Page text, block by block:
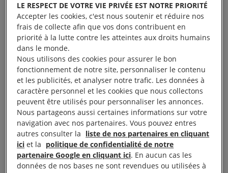
Théâtre de verdure – 142, avenue du Lubéron 84440
LE RESPECT DE VOTRE VIE PRIVÉE EST NOTRE PRIORITÉ
Accepter les cookies, c'est nous soutenir et réduire nos
frais de collecte afin que vos dons contribuent en
priorité à la lutte contre les atteintes aux droits humains
dans le monde.
Nous utilisons des cookies pour assurer le bon
fonctionnement de notre site, personnaliser le contenu
et les publicités, et analyser notre trafic. Les données à
caractère personnel et les cookies que nous collectons
peuvent être utilisés pour personnaliser les annonces.
Nous partageons aussi certaines informations sur votre
navigation avec nos partenaires. Vous pouvez entres
autres consulter la liste de nos partenaires en cliquant
ici et la politique de confidentialité de notre
partenaire Google en cliquant ici. En aucun cas les
données de nos bases ne sont revendues ou utilisées à